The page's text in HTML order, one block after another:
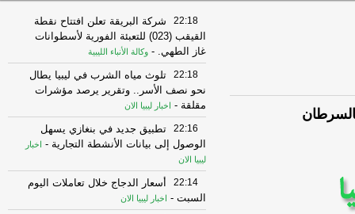
22:18
شركة البريقة تعلن افتتاح نقطة
القيقب (023) للتعبئة الفورية لأسطوانات
غاز الطهي. - وكالة الأنباء الليبية
22:18
تلوث مياه الشرب في ليبيا يطال
نحو نصف الأسر.. وتقرير يرصد مؤشرات
مقلقة - اخبار ليبيا الان
22:16
تطبيق جديد في بنغازي يسهل
الوصول إلى بيانات الأنشطة التجارية -
اخبار
ليبيا الان
22:14
أسعار الدجاج خلال تعاملات اليوم
السبت - اخبار ليبيا الان